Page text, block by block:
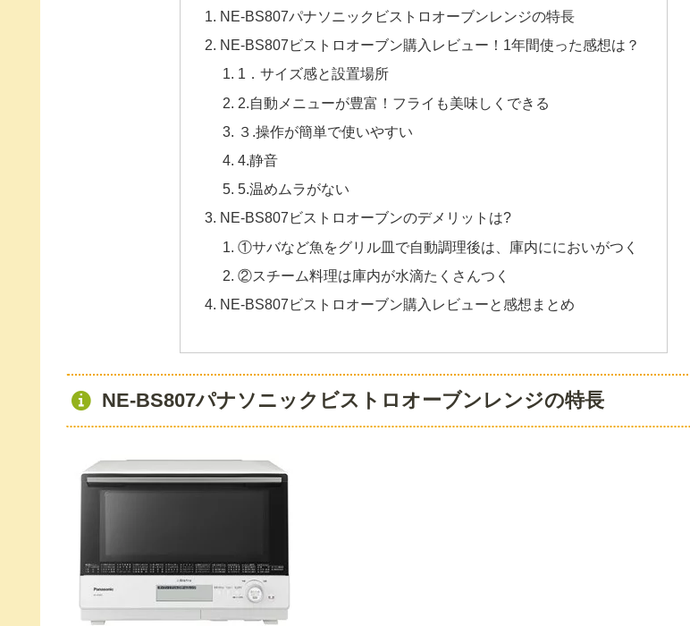
NE‐BS807パナソニックビストロオーブンレンジの特長
NE‐BS807ビストロオーブン購入レビュー！1年間使った感想は？
1．サイズ感と設置場所
2.自動メニューが豊富！フライも美味しくできる
３.操作が簡単で使いやすい
4.静音
5.温めムラがない
NE‐BS807ビストロオーブンのデメリットは?
①サバなど魚をグリル皿で自動調理後は、庫内ににおいがつく
②スチーム料理は庫内が水滴たくさんつく
NE‐BS807ビストロオーブン購入レビューと感想まとめ
NE‐BS807パナソニックビストロオーブンレンジの特長